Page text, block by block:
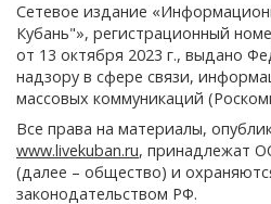
Сетевое издание
Кубань"», регистрационный
от 13 октября 2023 г., выдано
надзору в сфере связи,
массовых коммуникаций
Все права на материалы,
www.livekuban.ru, принадлежат
(далее – общество) и
законодательством РФ.